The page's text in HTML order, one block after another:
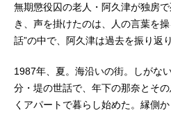
無期懲役囚の老人・阿久津が独房
き、声を掛けたのは、人の言葉を
話”の中で、阿久津は過去を振り返
1987年、夏。海沿いの街。しがな
分・堤の世話で、年下の那奈とそ
くアパートで暮らし始めた。縁側